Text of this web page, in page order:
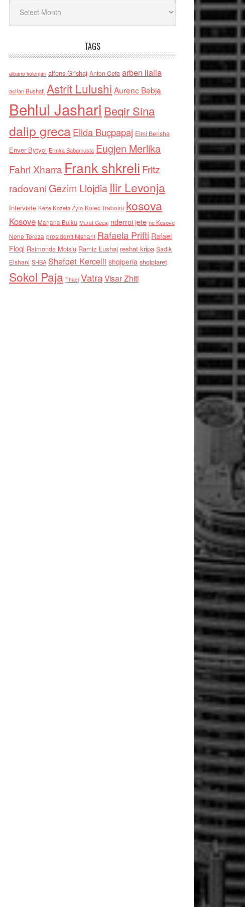
TAGS
albano kolonjari alfons Grishaj Anton Cefa arben llalla
asllan Bushati Astrit Lulushi Aurenc Bebja
Behlul Jashari Beqir Sina
dalip grecaElida Buçpapaj Elmi Berisha
Enver Bytyci Ermira Babamusta Eugjen Merlika
Fahri Xharra Frank shkreli Fritz
radovaniGezim Llojdia Ilir Levonja
Interviste Keze Kozeta Zylo Kolec Traboini kosova
Kosove Marjana Bulku Murat Gecaj nderroi jete ne Kosove
Nene Tereza presidenti Nishani Rafaela Prifti Rafael
Floqi Raimonda Moisiu Ramiz Lushaj reshat kripa Sadik
Elshani SHBA Shefqet Kercelli shqiperia shqiptaret
Sokol Paja Thaci VatraVisar Zhiti